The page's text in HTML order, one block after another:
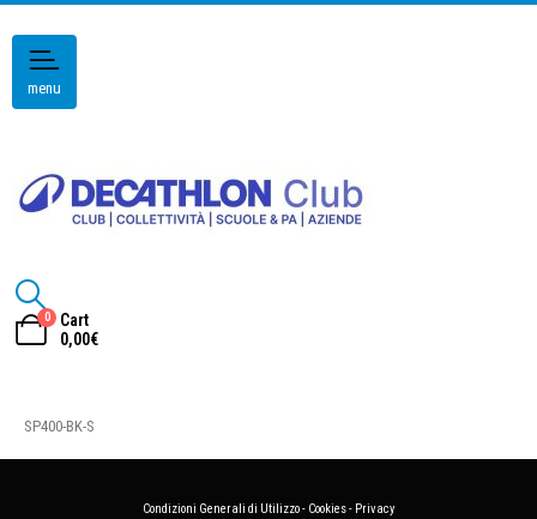
menu
0
Cart
0,00€
SP400-BK-S
Condizioni Generali di Utilizzo- Cookies- Privacy